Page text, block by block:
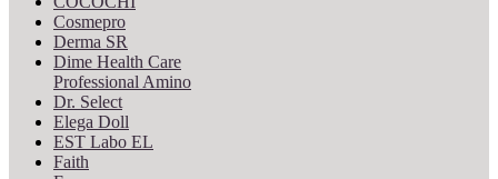
Cosmepro
Derma SR
Dime Health Care
Professional Amino
Dr. Select
Elega Doll
EST Labo EL
Faith